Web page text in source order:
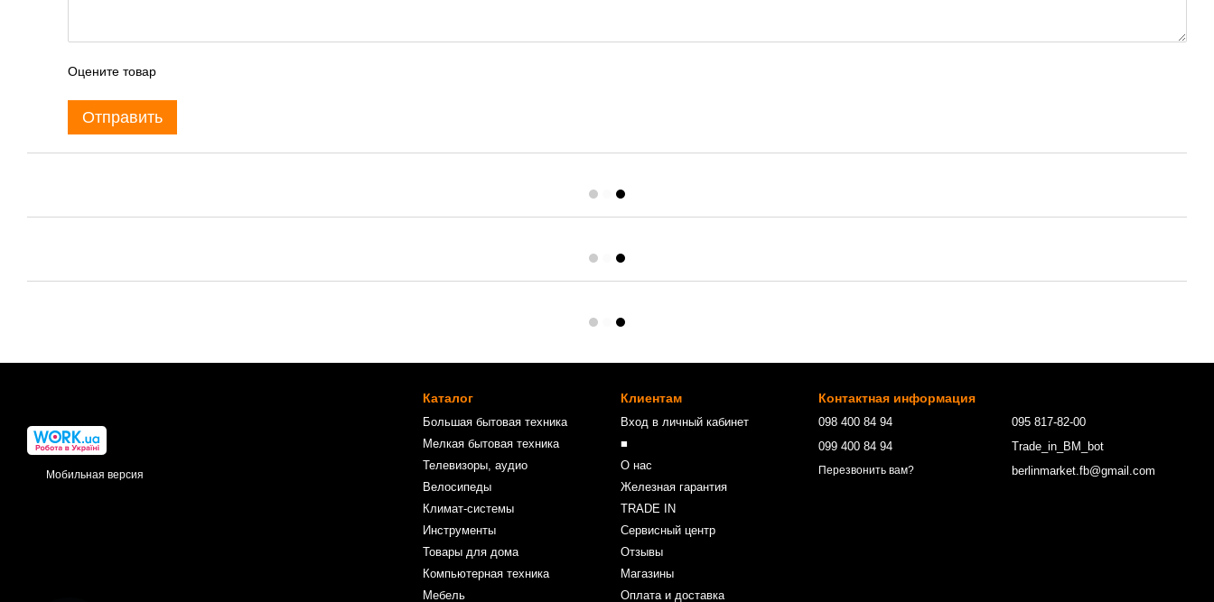
Оцените товар
Отправить
Мобильная версия
Каталог
Большая бытовая техника
Мелкая бытовая техника
Телевизоры, аудио
Велосипеды
Климат-системы
Инструменты
Товары для дома
Компьютерная техника
Мебель
Клиентам
Вход в личный кабинет
■
О нас
Железная гарантия
TRADE IN
Сервисный центр
Отзывы
Магазины
Оплата и доставка
Контактная информация
098 400 84 94‬
099 400 84 94
Перезвонить вам?
095 817-82-00
Trade_in_BM_bot
berlinmarket.fb@gmail.com